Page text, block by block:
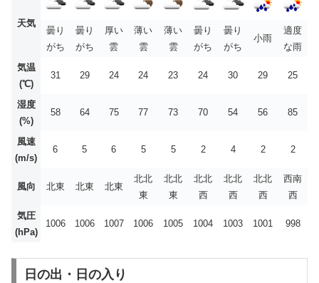
天気
曇り
がち
曇り
がち
厚い
雲
薄い
雲
薄い
雲
曇り
がち
曇り
がち
小雨
適度
な雨
気温
(℃)
31 29 24 24 23 24 30 29 25
湿度
(%)
58 64 75 77 73 70 54 56 85
風速
(m/s)
6 5 6 5 5 2 4 2 2
風向 北東 北東 北東
北北
東
北北
東
北北
西
北北
西
北北
西
西南
西
気圧
(hPa)
1006 1006 1007 1006 1005 1004 1003 1001 998
日の出・日の入り